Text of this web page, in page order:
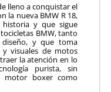
lleno a conquistar el
la nueva BMW R 18,
y que sigue
BMW, tanto
y que toma
y visuales de motos
la atención en lo
purista, sin
motor boxer como